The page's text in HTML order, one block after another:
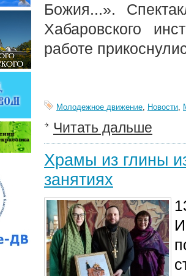
Божия...».
Хабаровского
работе
Молодежное движение, Новости,
Читать дальше
Храмы из глины
занятиях